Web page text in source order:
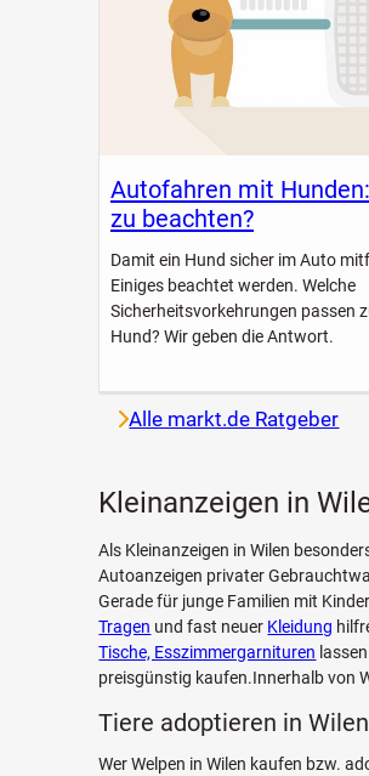
Autofahren mit
zu beachten?
Damit ein Hund sicher im Auto
Einiges beachtet werden. Welche
Sicherheitsvorkehrungen passen
Hund? Wir geben die Antwort.
Alle markt.de Ratgeber
Kleinanzeigen in
Als Kleinanzeigen in Wilen
Autoanzeigen privater
Gerade für junge Familien mit
Tragen und fast neuer Kleidung
Tische, Esszimmergarnituren
preisgünstig kaufen.Innerhalb von
Tiere adoptieren in Wilen
Wer Welpen in Wilen kaufen bzw.